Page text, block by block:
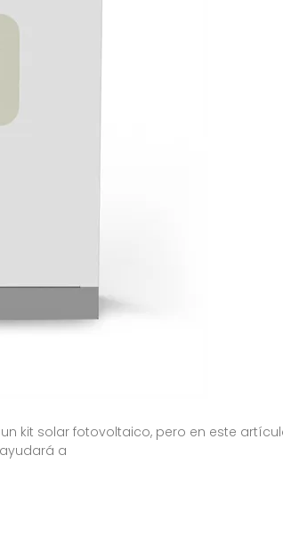
kit solar fotovoltaico, pero en este
a